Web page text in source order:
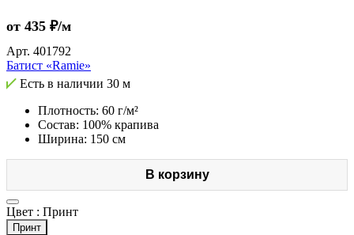
от 435 ₽/м
Арт. 401792
Батист «Ramie»
Есть в наличии 30 м
Плотность: 60 г/м²
Состав: 100% крапива
Ширина: 150 см
В корзину
Цвет : Принт
Принт